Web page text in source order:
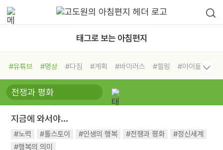
태그로 보는 아침편지
#유튜브 #명상 #다짐 #계획 #바이러스 #힐링
#아이들
#비전캠프
#독서캠프 #삶
#희망
#나눔 #친구 #링컨학교
#독서
#건강 #면역력
지금에 와서야...
#노력 #톨스토이 #인생의 행복 #전쟁과 평화
#정신세계
#행복의 의미